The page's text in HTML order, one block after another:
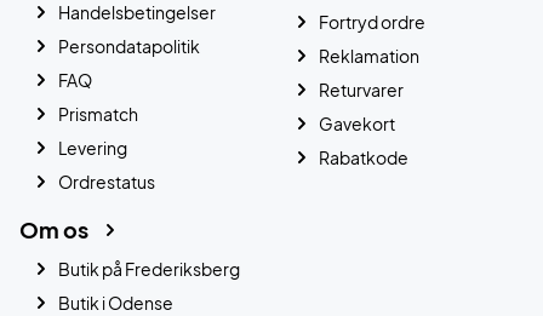
Handelsbetingelser
Persondatapolitik
FAQ
Prismatch
Levering
Ordrestatus
Fortryd ordre
Reklamation
Returvarer
Gavekort
Rabatkode
Om os
Butik på Frederiksberg
Butik i Odense